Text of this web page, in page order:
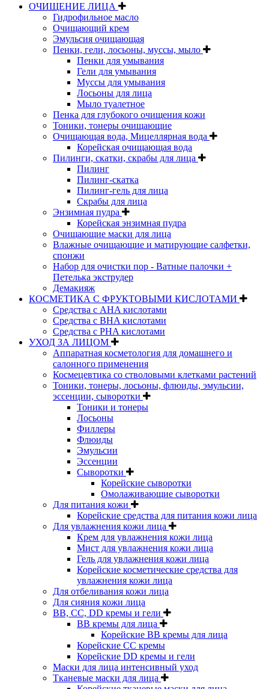
ОЧИЩЕНИЕ ЛИЦА
Гидрофильное масло
Очищающий крем
Эмульсия очищающая
Пенки, гели, лосьоны, муссы, мыло
Пенки для умывания
Гели для умывания
Муссы для умывания
Лосьоны для лица
Мыло туалетное
Пенка для глубокого очищения кожи
Тоники, тонеры очищающие
Очищающая вода, Мицеллярная вода
Корейская очищающая вода
Пилинги, скатки, скрабы для лица
Пилинг
Пилинг-скатка
Пилинг-гель для лица
Скрабы для лица
Энзимная пудра
Корейская энзимная пудра
Очищающие маски для лица
Влажные очищающие и матирующие салфетки,
спонжи
Набор для очистки пор - Ватные палочки +
Петелька экструдер
Демакияж
КОСМЕТИКА С ФРУКТОВЫМИ КИСЛОТАМИ
Средства с AHA кислотами
Средства с BHA кислотами
Средства с PHA кислотами
УХОД ЗА ЛИЦОМ
Аппаратная косметология для домашнего и
салонного применения
Космецевтика со стволовыми клетками растений
Тоники, тонеры, лосьоны, флюиды, эмульсии,
эссенции, сыворотки
Тоники и тонеры
Лосьоны
Филлеры
Флюиды
Эмульсии
Эссенции
Сыворотки
Корейские сыворотки
Омолаживающие сыворотки
Для питания кожи
Корейские средства для питания кожи лица
Для увлажнения кожи лица
Крем для увлажнения кожи лица
Мист для увлажнения кожи лица
Гель для увлажнения кожи лица
Корейские косметические средства для
увлажнения кожи лица
Для отбеливания кожи лица
Для сияния кожи лица
BB, CC, DD кремы и гели
BB кремы для лица
Корейские BB кремы для лица
Корейские CC кремы
Корейские DD кремы и гели
Маски для лица интенсивный уход
Тканевые маски для лица